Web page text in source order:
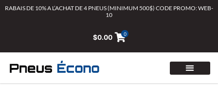
AllerRABAIS DE 10% A L’ACHAT DE 4 PNEUS (MINIMUM 500$) CODE PROMO: WEB-
10
$0.00 0